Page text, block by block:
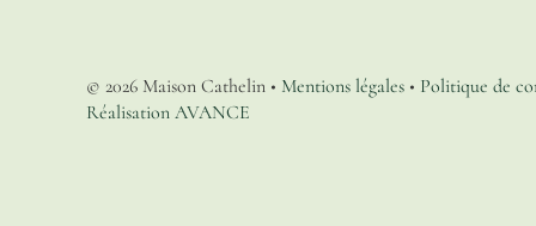
© 2026 Maison Cathelin • Mentions légales • Politique de
Réalisation AVANCE